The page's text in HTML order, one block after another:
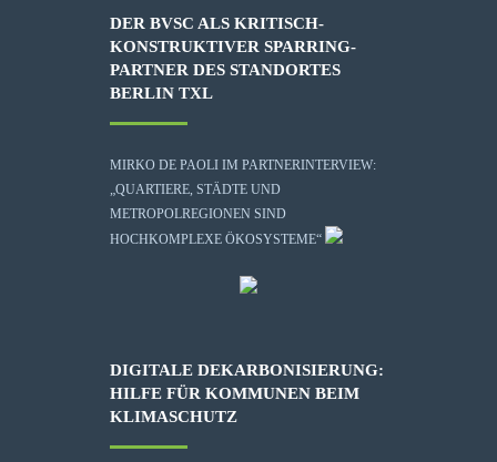
DER BVSC ALS KRITISCH-
KONSTRUKTIVER SPARRING-
PARTNER DES STANDORTES
BERLIN TXL
MIRKO DE PAOLI IM PARTNERINTERVIEW:
„QUARTIERE, STÄDTE UND
METROPOLREGIONEN SIND
HOCHKOMPLEXE ÖKOSYSTEME“
DIGITALE DEKARBONISIERUNG:
HILFE FÜR KOMMUNEN BEIM
KLIMASCHUTZ